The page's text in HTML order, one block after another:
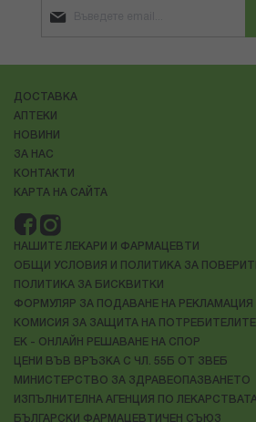
ДОСТАВКА
АПТЕКИ
НОВИНИ
ЗА НАС
КОНТАКТИ
КАРТА НА САЙТА
НАШИТЕ ЛЕКАРИ И ФАРМАЦЕВТИ
ОБЩИ УСЛОВИЯ И ПОЛИТИКА ЗА
ПОЛИТИКА ЗА БИСКВИТКИ
ФОРМУЛЯР ЗА ПОДАВАНЕ НА РЕКЛАМАЦИЯ
КОМИСИЯ ЗА ЗАЩИТА НА ПОТРЕБИТЕЛИТЕ
ЕК - ОНЛАЙН РЕШАВАНЕ НА СПОР
ЦЕНИ ВЪВ ВРЪЗКА С ЧЛ. 55Б ОТ ЗВЕБ
МИНИСТЕРСТВО ЗА ЗДРАВЕОПАЗВАНЕТО
ИЗПЪЛНИТЕЛНА АГЕНЦИЯ ПО
БЪЛГАРСКИ ФАРМАЦЕВТИЧЕН СЪЮЗ